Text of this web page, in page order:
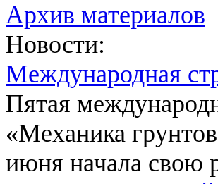
Архив материалов
Новости:
Международная
Пятая
«Механика
июня начала свою